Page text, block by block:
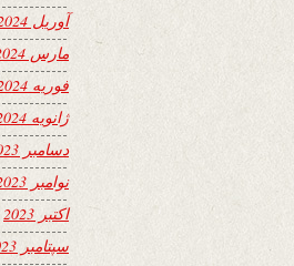
آوریل 2024
مارس 2024
فوریه 2024
ژانویه 2024
دسامبر 2023
نوامبر 2023
اکتبر 2023
سپتامبر 2023